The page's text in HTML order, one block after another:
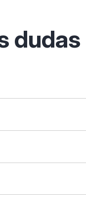
dudas
digitales
sector
enfrentadas:
tipos